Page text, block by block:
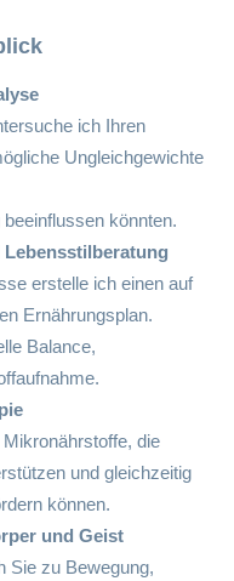
ich Ihren
Ungleichgewichte
könnten.
erstelle ich einen auf
Ernährungsplan.
Balance,
die
und gleichzeitig
können.
und Geist
Sie zu Bewegung,